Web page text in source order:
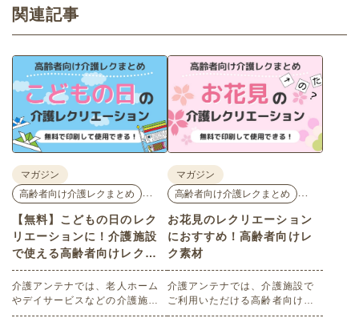
関連記事
マガジン
高齢者向け介護レクまとめ
【無料】こどもの日のレク
リエーションに！介護施設
で使える高齢者向けレク素
材
介護アンテナでは、老人ホーム
やデイサービスなどの介護施設
でご利用いただける高齢者向け
マガジン
高齢者向け介護レクまとめ
お花見のレクリエーション
におすすめ！高齢者向けレ
ク素材
介護アンテナでは、介護施設で
ご利用いただける高齢者向けレ
ク素材を多数ご用意していま